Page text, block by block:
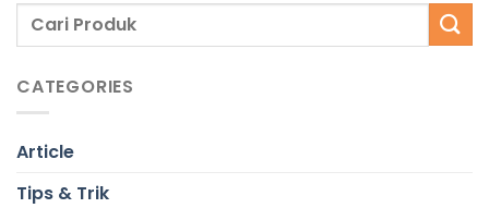
CATEGORIES
Article
Tips & Trik